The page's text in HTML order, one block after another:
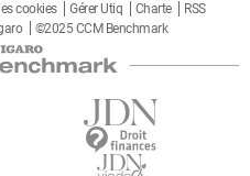
cookies Gérer Utiq Charte
RSS
©2025 CCM Benchmark